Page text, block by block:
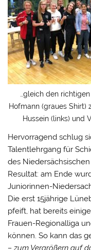
…gleich den
Hofmann (graues Shirt)
Hussein (links) und
Hervorragend schlug
Talentlehrgang für
des
Resultat: am Ende
Juniorinnen-
Die erst 15jährige
pfeift, hat bereits
Frauen-Regionalliga
können. So kann das
– zum Vergrößern auf